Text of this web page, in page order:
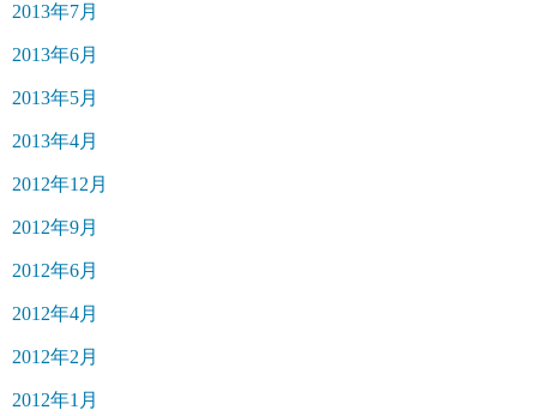
2013年7月
2013年6月
2013年5月
2013年4月
2012年12月
2012年9月
2012年6月
2012年4月
2012年2月
2012年1月